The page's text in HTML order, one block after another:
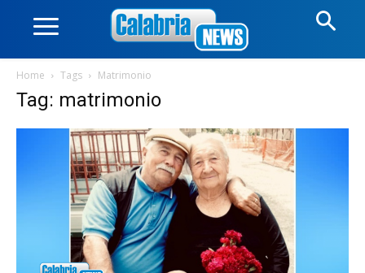
Home Tags Matrimonio
Tag: matrimonio